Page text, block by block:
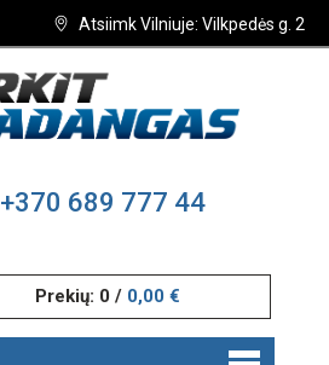
Atsiimk Vilniuje: Vilkpedės g. 2
+370 689 777 44
Prekių: 0 / 0,00 €